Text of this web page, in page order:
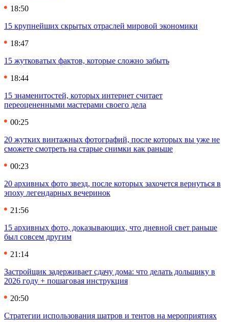
18:50
15 крупнейших скрытых отраслей мировой экономики
18:47
15 жутковатых фактов, которые сложно забыть
18:44
15 знаменитостей, которых интернет считает
переоцененными мастерами своего дела
00:25
20 жутких винтажных фотографий, после которых вы уже не
сможете смотреть на старые снимки как раньше
00:23
20 архивных фото звезд, после которых захочется вернуться в
эпоху легендарных вечеринок
21:56
15 архивных фото, доказывающих, что дневной свет раньше
был совсем другим
21:14
Застройщик задерживает сдачу дома: что делать дольщику в
2026 году + пошаговая инструкция
20:50
Стратегии использования шатров и тентов на мероприятиях